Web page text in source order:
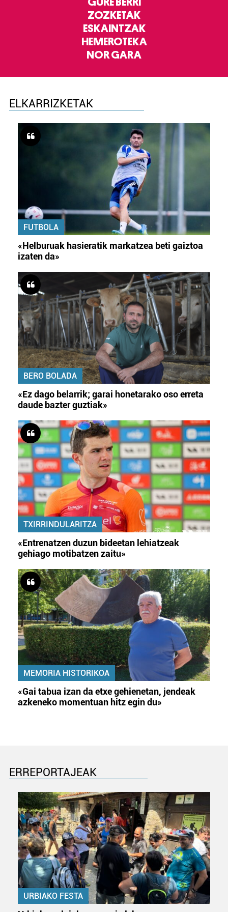
ZOZKETAK
ESKAINTZAK
HEMEROTEKA
NOR GARA
ELKARRIZKETAK
FUTBOLA
«Helburuak hasieratik markatzea beti gaiztoa
izaten da»
BERO BOLADA
«Ez dago belarrik; garai honetarako oso erreta
daude bazter guztiak»
TXIRRINDULARITZA
«Entrenatzen duzun bideetan lehiatzeak
gehiago motibatzen zaitu»
MEMORIA HISTORIKOA
«Gai tabua izan da etxe gehienetan, jendeak
azkeneko momentuan hitz egin du»
ERREPORTAJEAK
URBIAKO FESTA